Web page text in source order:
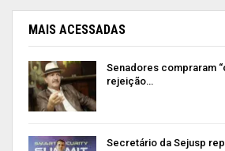
MAIS ACESSADAS
Senadores compraram
rejeição…
Secretário da Sejusp